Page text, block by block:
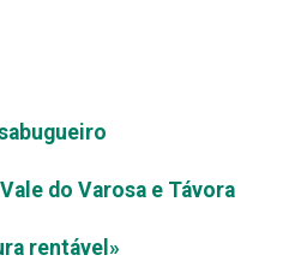
do Varosa e Távora
rentável»